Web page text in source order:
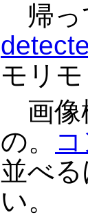
帰っ
モリ
画像
の。
並べ
い。